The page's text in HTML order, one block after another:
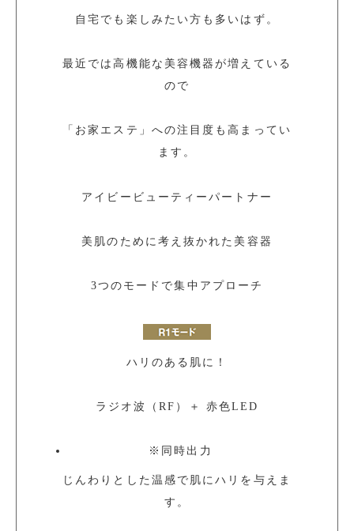
自宅でも楽しみたい方も多いはず。
最近では高機能な美容機器が増えている
ので
「お家エステ」への注目度も高まってい
ます。
アイビービューティーパートナー
美肌のために考え抜かれた美容器
3つのモードで集中アプローチ
ハリのある肌に！
ラジオ波（RF）＋ 赤色LED
※ 同時出力
じんわりとした温感で肌にハリを与えま
す。